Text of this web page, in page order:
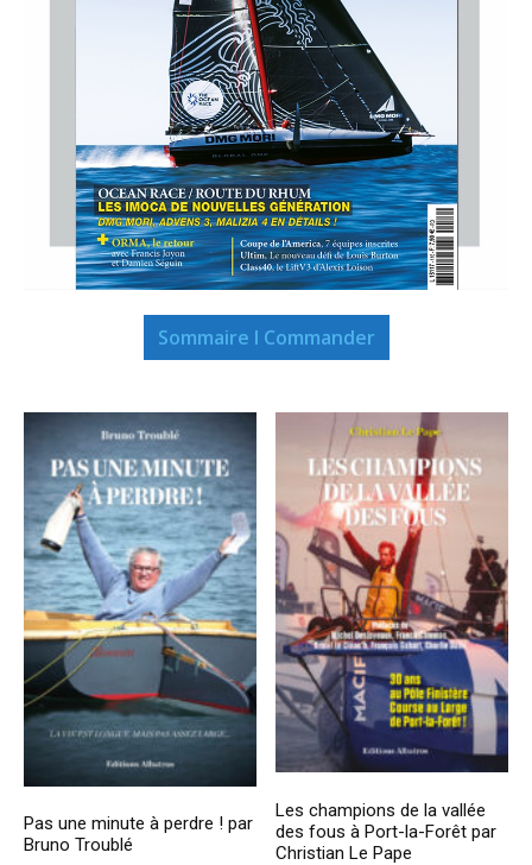
Sommaire I Commander
Pas une minute à perdre ! par
Bruno Troublé
Les champions de la vallée
des fous à Port-la-Forêt par
Christian Le Pape